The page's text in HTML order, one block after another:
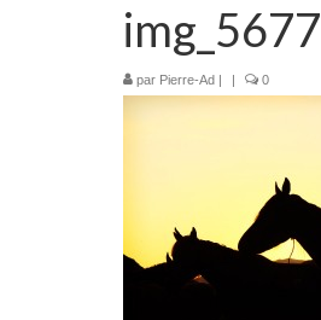
img_5677
par Pierre-Ad | | 0